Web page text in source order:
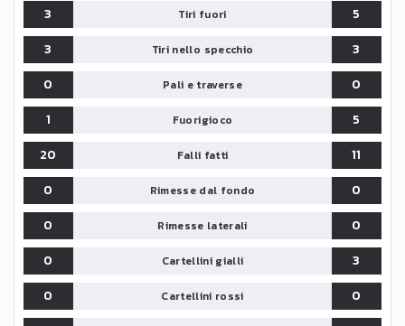
3 Tiri fuori
5
3
Tiri nello specchio
3
0
Pali e traverse
0
1
Fuorigioco
5
20
Falli fatti
11
0
Rimesse dal fondo
0
0
Rimesse laterali
0
0
Cartellini gialli
3
0
Cartellini rossi
0